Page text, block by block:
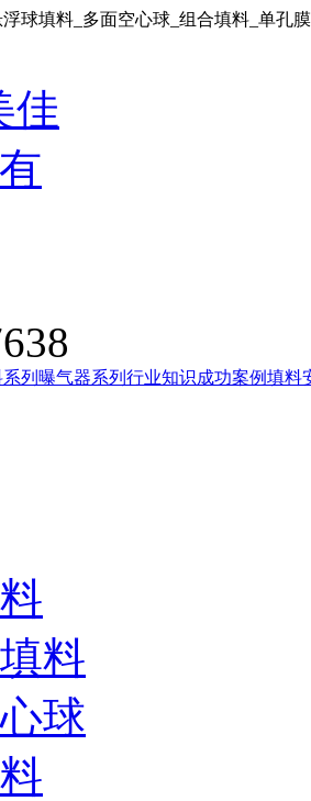
球填料_多面空心球_组合填料_单孔
列 曝气器系列 行业知识成功案例填料
料
球